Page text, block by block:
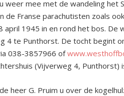
weer mee met de wandeling het
Franse parachutisten zoals
april 1945 in en rond het bos.
4 te Punthorst. De tocht begint
038-3857966 of
(Vijverweg 4, Punthorst)
heer G. Pruim u over de